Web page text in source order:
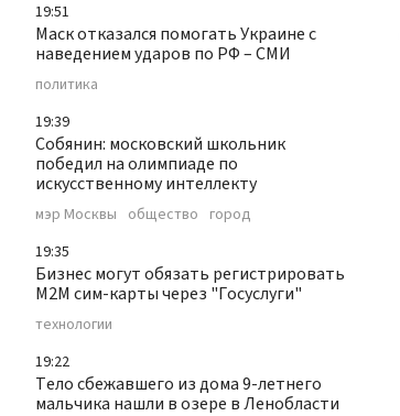
19:51
Маск отказался помогать Украине с
наведением ударов по РФ – СМИ
политика
19:39
Собянин: московский школьник
победил на олимпиаде по
искусственному интеллекту
мэр Москвы общество город
19:35
Бизнес могут обязать регистрировать
М2М сим-карты через "Госуслуги"
технологии
19:22
Тело сбежавшего из дома 9-летнего
мальчика нашли в озере в Ленобласти